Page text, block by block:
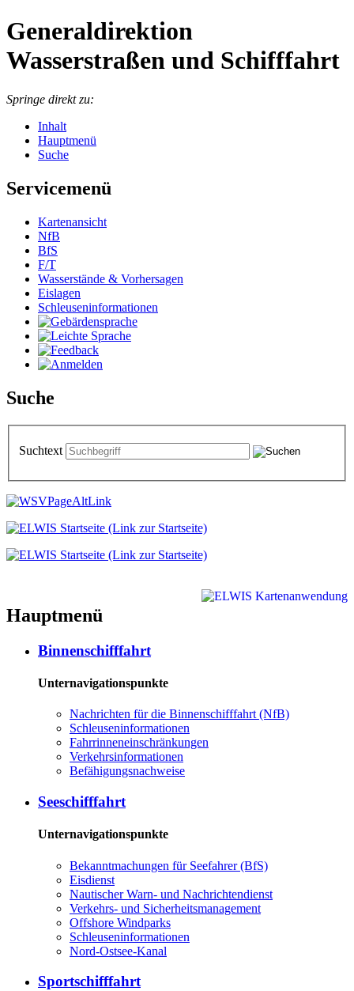
Generaldirektion
Wasserstraßen und Schifffahrt
Springe direkt zu:
Inhalt
Hauptmenü
Suche
Servicemenü
Kartenansicht
NfB
BfS
F/T
Wasserstände & Vorhersagen
Eislagen
Schleuseninformationen
Suche
Suchtext
Hauptmenü
Binnenschifffahrt
Unternavigationspunkte
Nachrichten für die Binnenschifffahrt (NfB)
Schleuseninformationen
Fahrrinneneinschränkungen
Verkehrsinformationen
Befähigungsnachweise
Seeschifffahrt
Unternavigationspunkte
Bekanntmachungen für Seefahrer (BfS)
Eisdienst
Nautischer Warn- und Nachrichtendienst
Verkehrs- und Sicherheitsmanagement
Offshore Windparks
Schleuseninformationen
Nord-Ostsee-Kanal
Sportschifffahrt